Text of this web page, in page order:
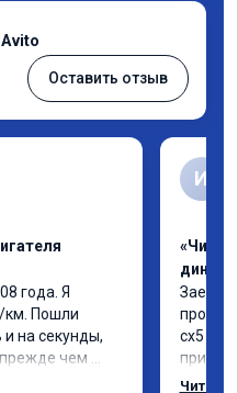
Avito
Оставить отзыв
года. Я
км. Пошли
и на секунды,
чем
И
«Чип
Заехал
сх5
педаль
Читать